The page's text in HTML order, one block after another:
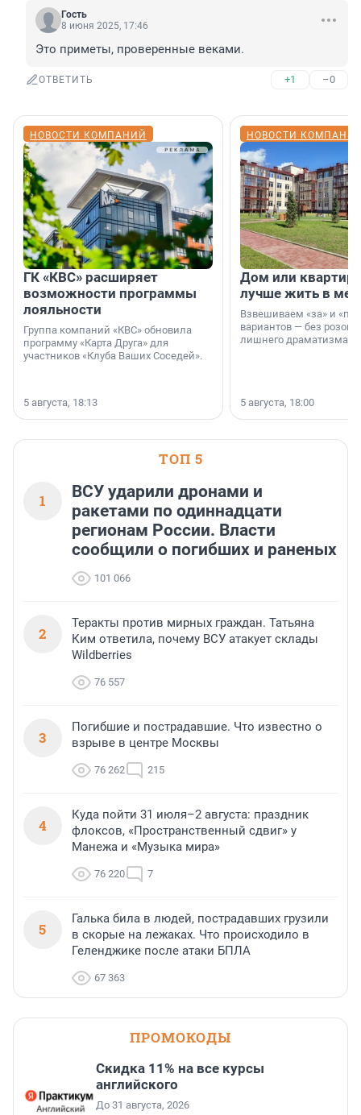
Гость
8 июня 2025, 17:46
Это приметы, проверенные веками.
ОТВЕТИТЬ +1 –0
НОВОСТИ КОМПАНИЙ
ГК «КВС» расширяет
возможности программы
лояльности
Группа компаний «КВС» обновила
программу «Карта Друга» для
участников «Клуба Ваших Соседей».
5 августа, 18:13
НОВОСТИ
Дом или
лучше жить в
Взвешиваем «за» и
вариантов — без
лишнего драматизма.
5 августа, 18:00
ТОП 5
1
ВСУ ударили дронами и
ракетами по одиннадцати
регионам России. Власти
сообщили о погибших и раненых
101 066
2
Теракты против мирных граждан. Татьяна
Ким ответила, почему ВСУ атакует склады
Wildberries
76 557
3
Погибшие и пострадавшие. Что известно о
взрыве в центре Москвы
76 262 215
4
Куда пойти 31 июля–2 августа: праздник
флоксов, «Пространственный сдвиг» у
Манежа и «Музыка мира»
76 220 7
5
Галька била в людей, пострадавших грузили
в скорые на лежаках. Что происходило в
Геленджике после атаки БПЛА
67 363
ПРОМОКОДЫ
Скидка 11% на все курсы
английского
До 31 августа, 2026